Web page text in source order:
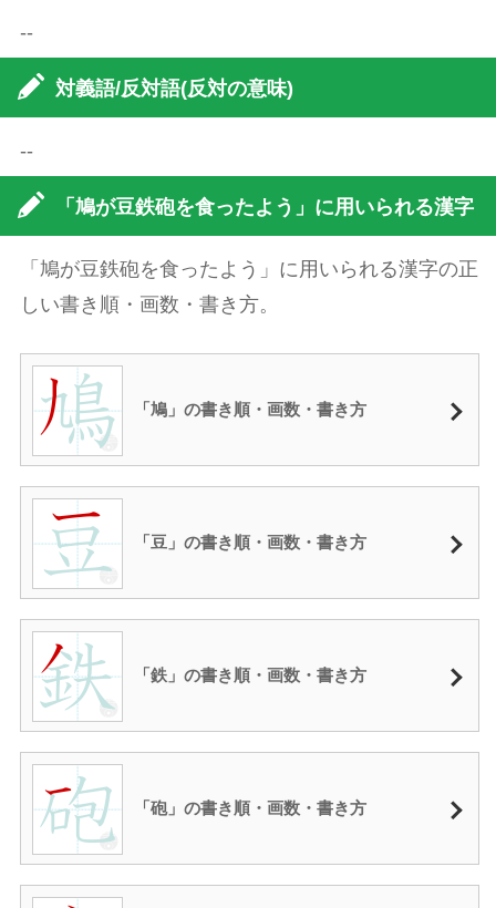
--
対義語/反対語(反対の意味)
--
「鳩が豆鉄砲を食ったよう」に用いられる漢字
「鳩が豆鉄砲を食ったよう」に用いられる漢字の正
しい書き順・画数・書き方。
「鳩」の書き順・画数・書き方
「豆」の書き順・画数・書き方
「鉄」の書き順・画数・書き方
「砲」の書き順・画数・書き方